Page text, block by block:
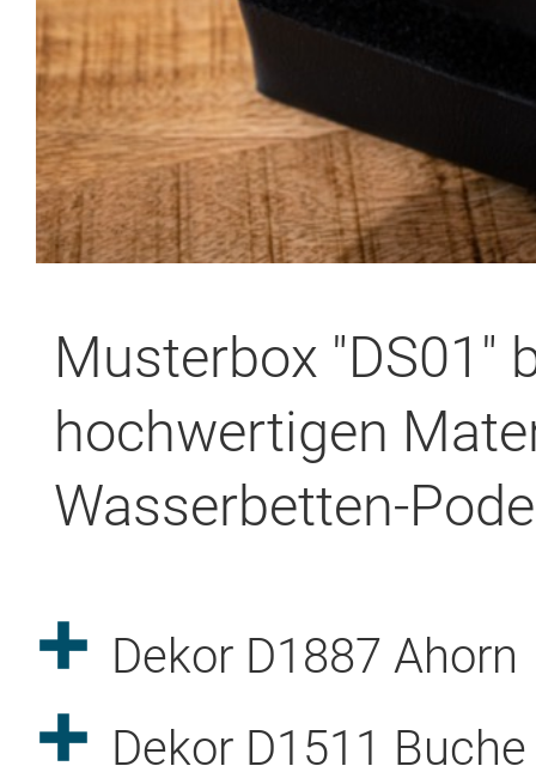
Musterbox "DS01"
hochwertigen
Wasserbetten-
Dekor D1887 Ahorn
Dekor D1511 Buche